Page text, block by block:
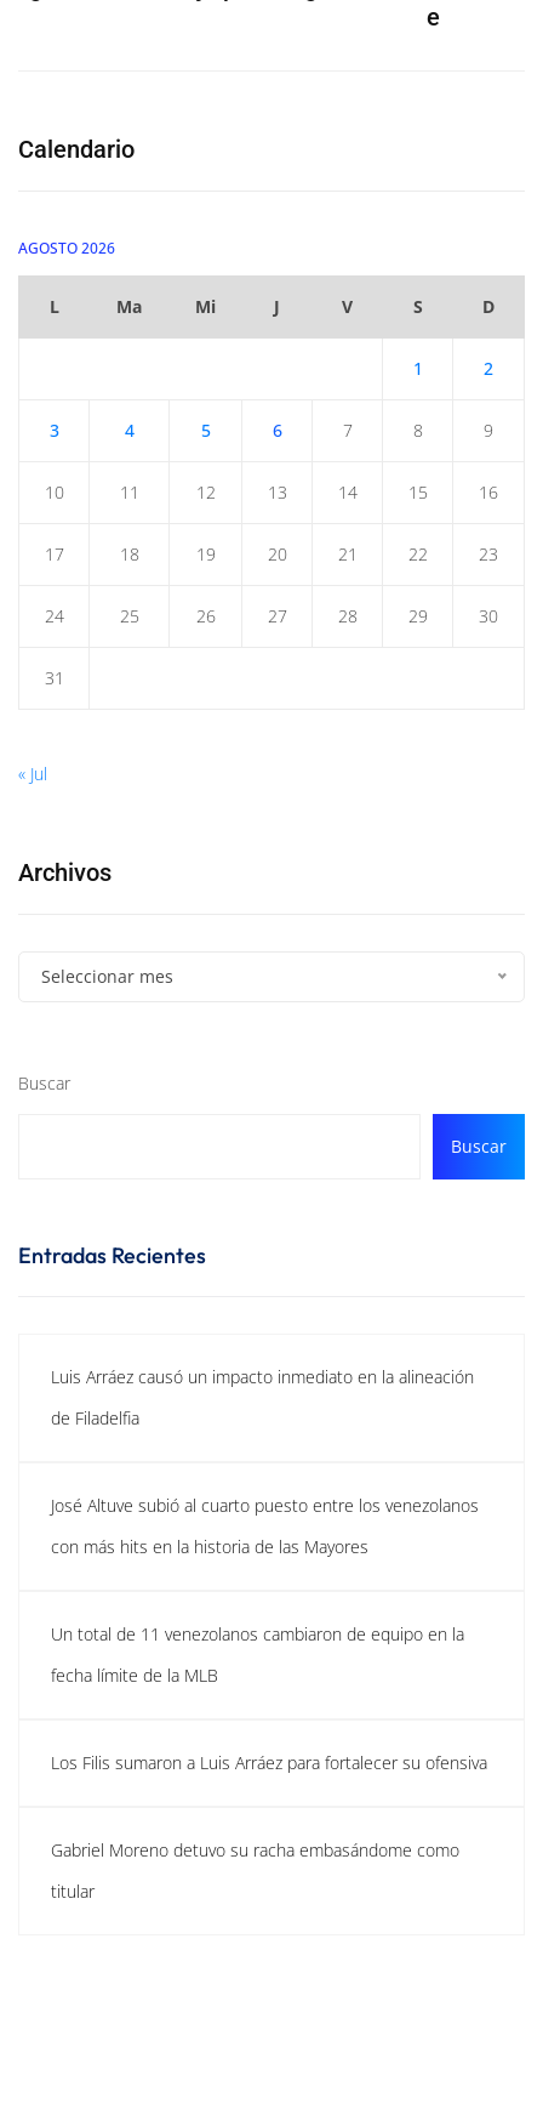
e
Calendario
AGOSTO 2026
L Ma Mi J V S D
1 2
3 4 5 6 7 8 9
10 11 12 13 14 15 16
17 18 19 20 21 22 23
24 25 26 27 28 29 30
31
« Jul
Archivos
Seleccionar mes
Buscar
Buscar
Entradas Recientes
Luis Arráez causó un impacto inmediato en la alineación
de Filadelfia
José Altuve subió al cuarto puesto entre los venezolanos
con más hits en la historia de las Mayores
Un total de 11 venezolanos cambiaron de equipo en la
fecha límite de la MLB
Los Filis sumaron a Luis Arráez para fortalecer su ofensiva
Gabriel Moreno detuvo su racha embasándome como
titular